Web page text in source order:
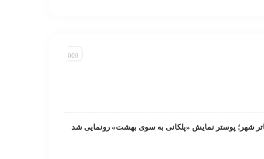
شهر؛ پوستر نمایش «پلکانی به‌ سوی بهشت» رونمایی شد